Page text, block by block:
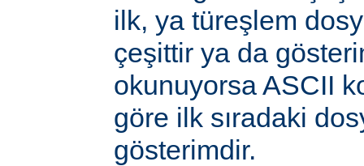
ilk, ya türeşlem
çeşittir ya da
okunuyorsa ASCII
göre ilk sıradaki
gösterimdir.